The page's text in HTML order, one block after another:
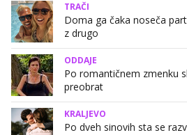
TRAČI
Doma ga čaka noseča
z drugo
ODDAJE
Po romantičnem zmenku
preobrat
KRALJEVO
Po dveh sinovih sta se